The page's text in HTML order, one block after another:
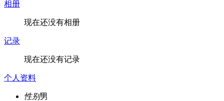
相册
现在还没有相册
记录
现在还没有记录
个人资料
性别男